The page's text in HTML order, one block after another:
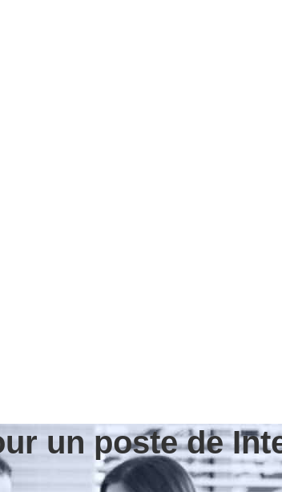
un poste de